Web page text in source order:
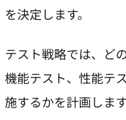
を決定します。
テスト戦略では、ど
機能テスト、性能テス
施するかを計画します